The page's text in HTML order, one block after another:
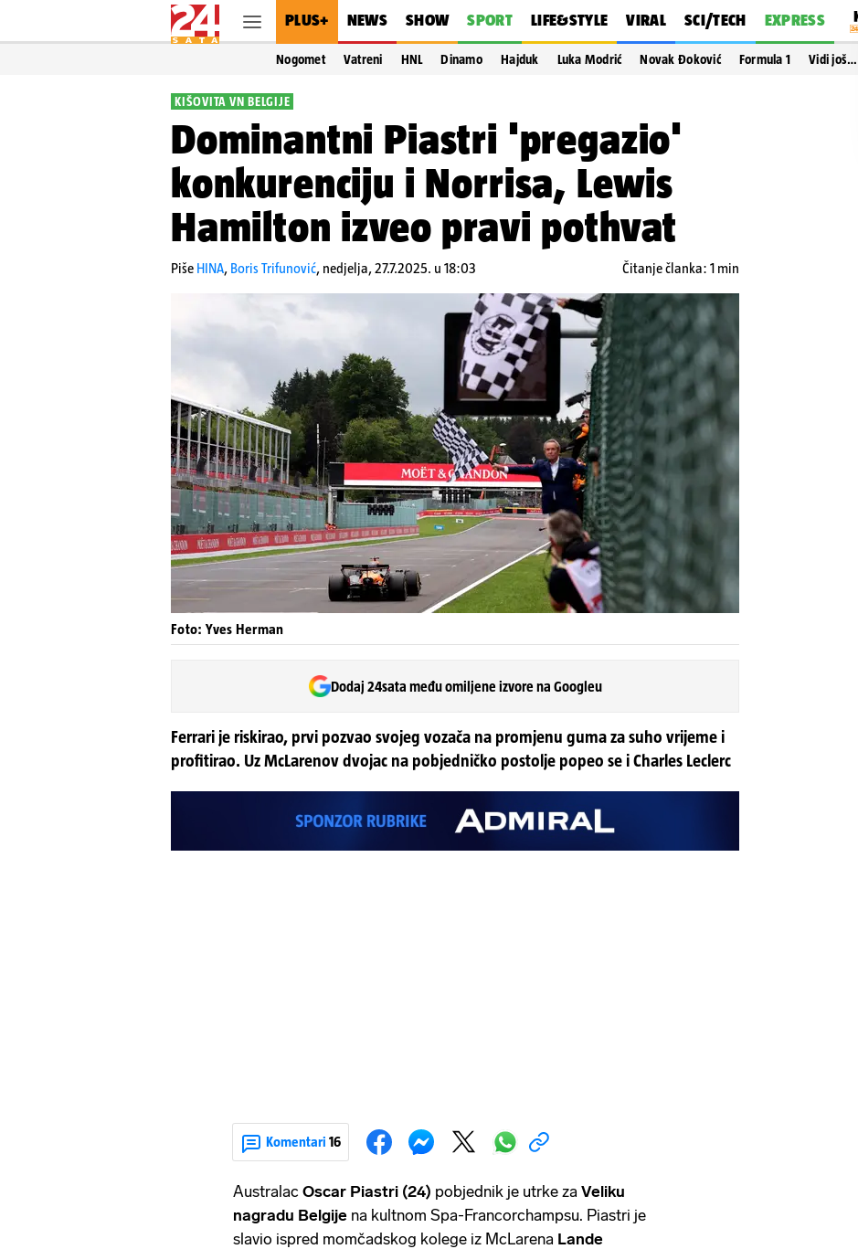
PLUS+ NEWS SHOW SPORT LIFE&STYLE VIRAL SCI/TECH EXPRESS
Nogomet Vatreni HNL Dinamo Hajduk Luka Modrić Novak Đoković Formula 1 Vidi još…
KIŠOVITA VN BELGIJE
Dominantni Piastri 'pregazio'
konkurenciju i Norrisa, Lewis
Hamilton izveo pravi pothvat
Piše HINA, Boris Trifunović, nedjelja, 27.7.2025. u 18:03 Čitanje članka: 1 min
Foto: Yves Herman
Dodaj 24sata među omiljene izvore na Googleu
Ferrari je riskirao, prvi pozvao svojeg vozača na promjenu guma za suho vrijeme i
profitirao. Uz McLarenov dvojac na pobjedničko postolje popeo se i Charles Leclerc
Komentari 16
Australac Oscar Piastri (24) pobjednik je utrke za Veliku
nagradu Belgije na kultnom Spa-Francorchampsu. Piastri je
slavio ispred momčadskog kolege iz McLarena Lande